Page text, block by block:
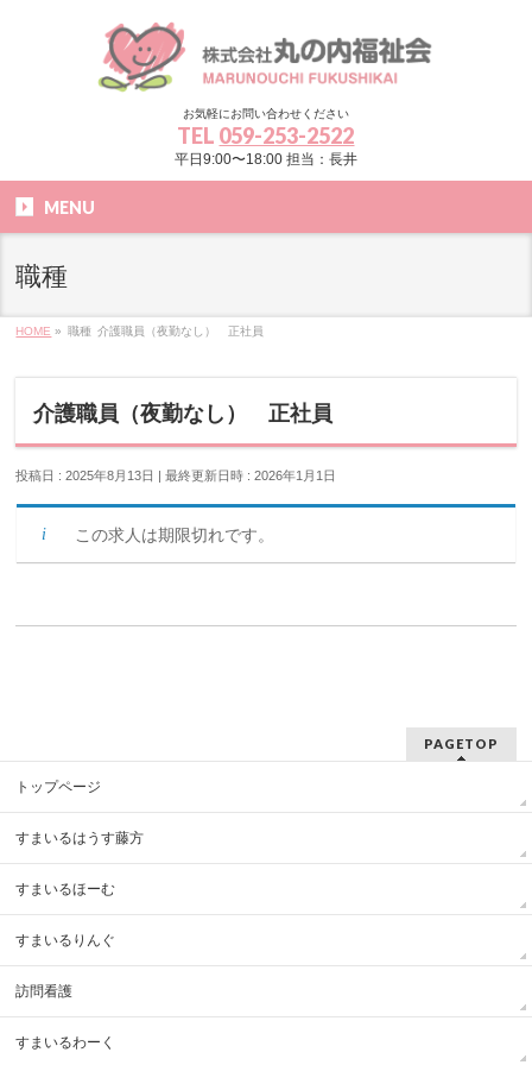
お気軽にお問い合わせください
TEL 059-253-2522
平日9:00〜18:00 担当：長井
MENU
職種
HOME » 職種 介護職員（夜勤なし） 正社員
介護職員（夜勤なし） 正社員
投稿日 : 2025年8月13日 最終更新日時 : 2026年1月1日
この求人は期限切れです。
PAGETOP
トップページ
すまいるはうす藤方
すまいるほーむ
すまいるりんぐ
訪問看護
すまいるわーく